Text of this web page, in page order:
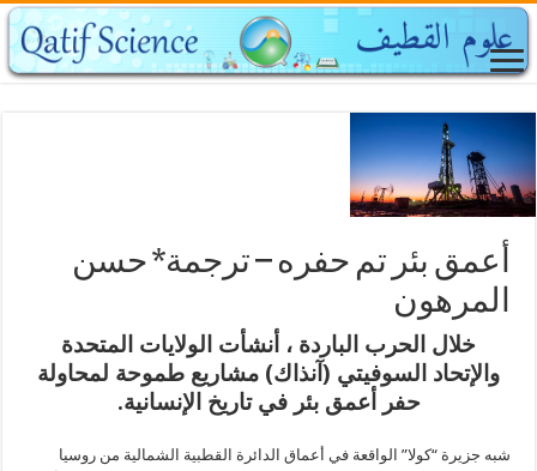
أعمق بئر تم حفره – ترجمة* حسن
المرهون
خلال الحرب الباردة ، أنشأت الولايات المتحدة
والإتحاد السوفيتي (آنذاك) مشاريع طموحة لمحاولة
حفر أعمق بئر في تاريخ الإنسانية.
شبه جزيرة “كولا” الواقعة في أعماق الدائرة القطبية الشمالية من روسيا